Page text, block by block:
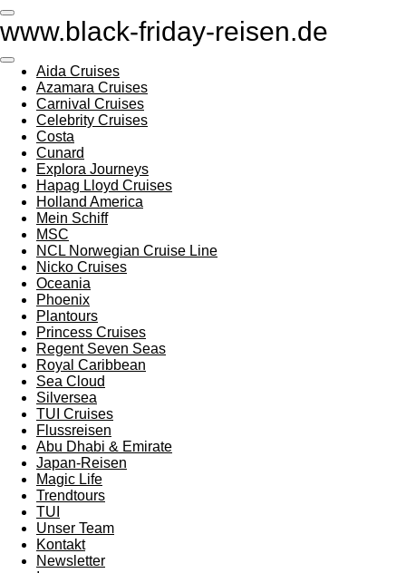
Zum
Hauptinhalt
www.black-friday-reisen.de
Aida Cruises
Azamara Cruises
Carnival Cruises
Celebrity Cruises
Costa
Cunard
Explora Journeys
Hapag Lloyd Cruises
Holland America
Mein Schiff
MSC
NCL Norwegian Cruise Line
Nicko Cruises
Oceania
Phoenix
Plantours
Princess Cruises
Regent Seven Seas
Royal Caribbean
Sea Cloud
Silversea
TUI Cruises
Flussreisen
Abu Dhabi & Emirate
Japan-Reisen
Magic Life
Trendtours
TUI
Unser Team
Kontakt
Newsletter